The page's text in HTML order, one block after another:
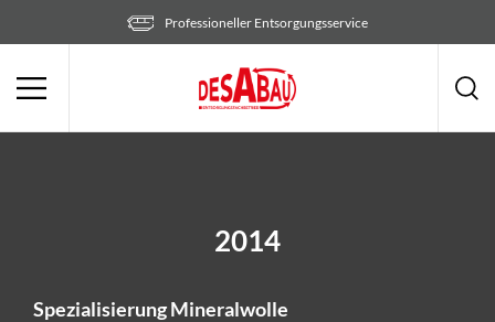
Professioneller Entsorgungsservice
2014
Spezialisierung Mineralwolle